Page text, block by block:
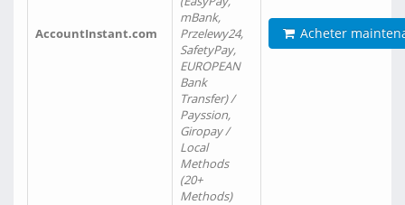
AccountInstant.com
mBank,
Przelewy24,
SafetyPay,
EUROPEAN
Bank
Transfer) /
Payssion,
Giropay /
Local
Methods
(20+
Methods)
Acheter